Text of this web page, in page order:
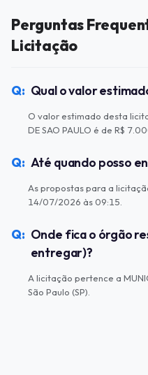
Perguntas
Licitação
Qual o valor
O valor estimado desta
DE SAO PAULO é de R$
Até quando posso
As propostas para a
14/07/2026 às 09:15.
Onde fica o órgão
entregar)?
A licitação pertence a
São Paulo (SP).